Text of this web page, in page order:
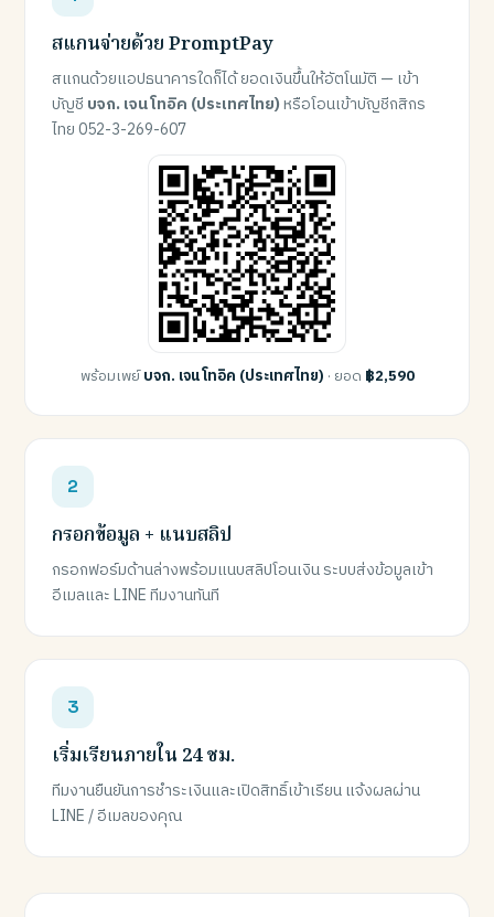
สแกนจ่ายด้วย PromptPay
สแกนด้วยแอปธนาคารใดก็ได้ ยอดเงินขึ้นให้อัตโนมัติ — เข้า
บัญชี บจก. เจน โทอิค (ประเทศไทย)หรือโอนเข้าบัญชีกสิกร
ไทย 052-3-269-607
พร้อมเพย์บจก. เจน โทอิค (ประเทศไทย) · ยอด ฿2,590
กรอกข้อมูล + แนบสลิป
กรอกฟอร์มด้านล่างพร้อมแนบสลิปโอนเงิน ระบบส่งข้อมูลเข้า
อีเมลและ LINE ทีมงานทันที
เริ่มเรียนภายใน 24 ชม.
ทีมงานยืนยันการชำระเงินและเปิดสิทธิ์เข้าเรียน แจ้งผลผ่าน
LINE / อีเมลของคุณ